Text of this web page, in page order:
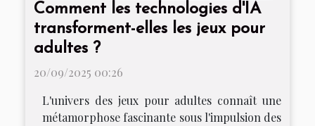
Comment les technologies d'IA
transforment-elles les jeux pour
adultes ?
20/09/2025 00:26
L'univers des jeux pour adultes connaît une
métamorphose fascinante sous l'impulsion des